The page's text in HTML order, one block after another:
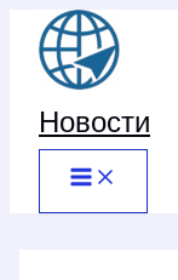
Перейти
содержимому
Новости